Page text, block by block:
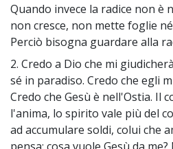
Quando invece la radice non è
non cresce, non mette foglie
Perciò bisogna guardare alla
2. Credo a Dio che mi
sé in paradiso. Credo che egli
Credo che Gesù è nell'Ostia. Il
l'anima, lo spirito vale più del
ad accumulare soldi, colui che